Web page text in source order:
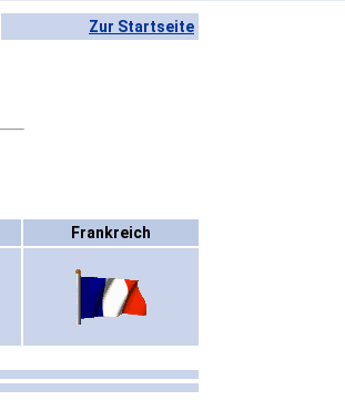
Zur Startseite
Frankreich